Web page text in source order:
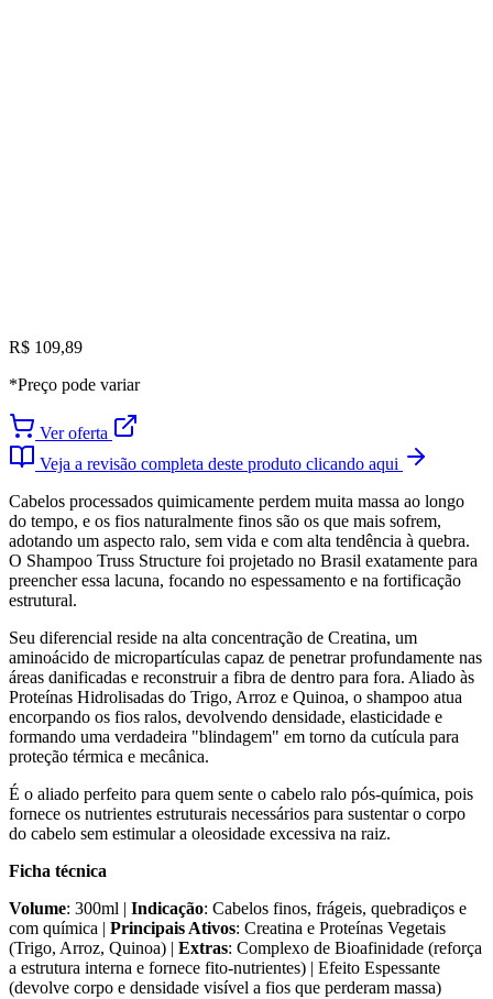
R$ 109,89
*Preço pode variar
Ver oferta
Veja a revisão completa deste produto clicando aqui
Cabelos processados quimicamente perdem muita massa ao longo
do tempo, e os fios naturalmente finos são os que mais sofrem,
adotando um aspecto ralo, sem vida e com alta tendência à quebra.
O Shampoo Truss Structure foi projetado no Brasil exatamente para
preencher essa lacuna, focando no espessamento e na fortificação
estrutural.
Seu diferencial reside na alta concentração de Creatina, um
aminoácido de micropartículas capaz de penetrar profundamente nas
áreas danificadas e reconstruir a fibra de dentro para fora. Aliado às
Proteínas Hidrolisadas do Trigo, Arroz e Quinoa, o shampoo atua
encorpando os fios ralos, devolvendo densidade, elasticidade e
formando uma verdadeira "blindagem" em torno da cutícula para
proteção térmica e mecânica.
É o aliado perfeito para quem sente o cabelo ralo pós-química, pois
fornece os nutrientes estruturais necessários para sustentar o corpo
do cabelo sem estimular a oleosidade excessiva na raiz.
Ficha técnica
Volume: 300ml | Indicação: Cabelos finos, frágeis, quebradiços e
com química | Principais Ativos: Creatina e Proteínas Vegetais
(Trigo, Arroz, Quinoa) | Extras: Complexo de Bioafinidade (reforça
a estrutura interna e fornece fito-nutrientes) | Efeito Espessante
(devolve corpo e densidade visível a fios que perderam massa)